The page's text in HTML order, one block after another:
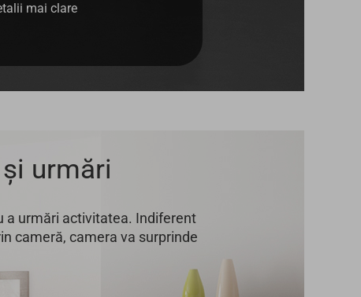
mai clare
urmări
a urmări activitatea. Indiferent
cameră, camera va surprinde